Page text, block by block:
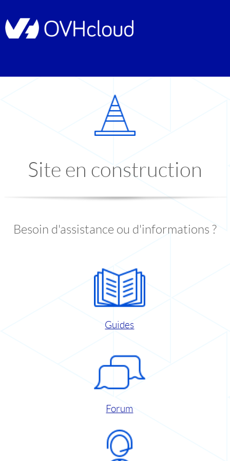
Site en construction
Besoin d'assistance ou d'informations ?
Guides
Forum